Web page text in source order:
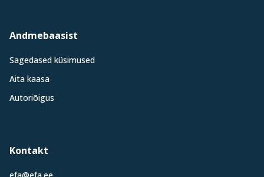
Andmebaasist
Sagedased küsimused
Aita kaasa
Autoriõigus
Kontakt